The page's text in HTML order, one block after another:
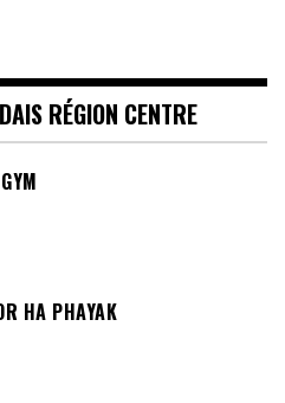
RÉGION CENTRE
HA PHAYAK